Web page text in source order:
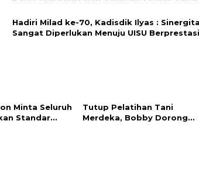
Hadiri Milad ke-70, Kadisdik Ilyas :
Sangat Diperlukan Menuju UISU Berprestasi
Minta Seluruh
Standar
Tutup Pelatihan Tani
Merdeka, Bobby Dorong